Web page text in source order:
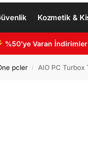
Kozmetik &
%50’ye Varan
pcler / AIO PC Turbox